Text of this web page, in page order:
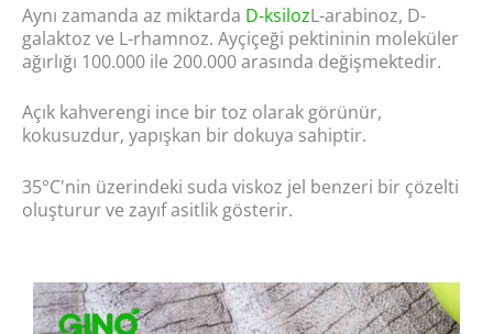
Aynı zamanda az miktarda D-ksilozL-arabinoz, D-
galaktoz ve L-rhamnoz. Ayçiçeği pektininin moleküler
ağırlığı 100.000 ile 200.000 arasında değişmektedir.
Açık kahverengi ince bir toz olarak görünür,
kokusuzdur, yapışkan bir dokuya sahiptir.
35°C'nin üzerindeki suda viskoz jel benzeri bir çözelti
oluşturur ve zayıf asitlik gösterir.